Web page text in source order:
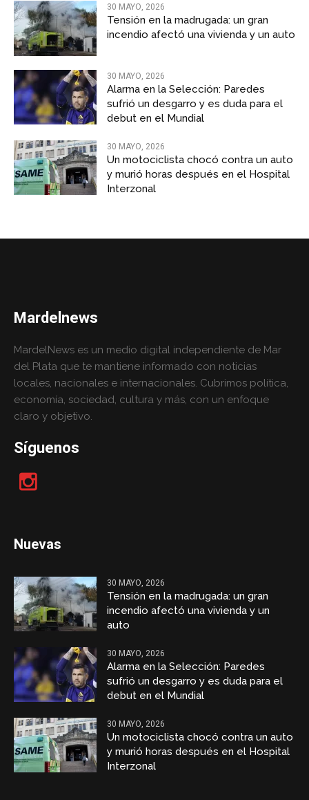
30 MAYO, 2026
Tensión en la madrugada: un gran
incendio afectó una vivienda y un auto
30 MAYO, 2026
Alarma en la Selección: Paredes
sufrió un desgarro y es duda para el
debut en el Mundial
30 MAYO, 2026
Un motociclista chocó contra un auto
y murió horas después en el Hospital
Interzonal
Mardelnews
MardelNews es un medio digital independiente de Mar
del Plata que te mantiene informado con noticias
locales, nacionales e internacionales. Cubrimos política,
economía, sociedad, cultura y más, con un enfoque
claro y objetivo.
Síguenos
Nuevas
30 MAYO, 2026
Tensión en la madrugada: un gran
incendio afectó una vivienda y un
auto
30 MAYO, 2026
Alarma en la Selección: Paredes
sufrió un desgarro y es duda para el
debut en el Mundial
30 MAYO, 2026
Un motociclista chocó contra un auto
y murió horas después en el Hospital
Interzonal